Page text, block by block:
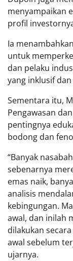
menyampaikan
profil
Ia
untuk
dan pelaku
yang inklusif
Sementara itu,
Pengawasan
pentingnya
bodong dan
“Banyak
sebenarnya
emas naik,
analisis
kebingungan.
awal, dan inilah
dilakukan
awal sebelum
ujarnya.